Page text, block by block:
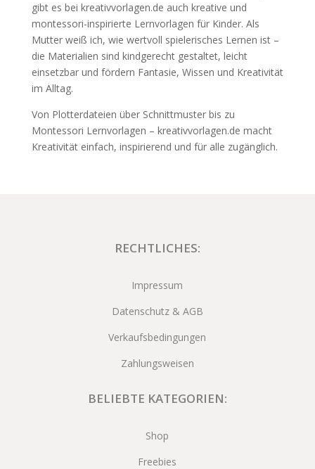
gibt es bei kreativvorlagen.de auch kreative und
montessori-inspirierte Lernvorlagen für Kinder. Als
Mutter weiß ich, wie wertvoll spielerisches Lernen ist –
die Materialien sind kindgerecht gestaltet, leicht
einsetzbar und fördern Fantasie, Wissen und Kreativität
im Alltag.
Von Plotterdateien über Schnittmuster bis zu
Montessori Lernvorlagen – kreativvorlagen.de macht
Kreativität einfach, inspirierend und für alle zugänglich.
RECHTLICHES:
Impressum
Datenschutz & AGB
Verkaufsbedingungen
Zahlungsweisen
BELIEBTE KATEGORIEN:
Shop
Freebies